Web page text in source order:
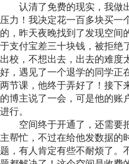
认清了免费的现实，我做
压力！我决定花一百多块买一
的，昨天夜晚找到了发现空间
于支付宝差三十块钱，被拒绝
出校，不想出去，出去的难度
好，遇见了一个退学的同学正
两节课，他终于弄好了！接下
的博主说了一会，可是他的账
进行。
空间终于开通了，还需要
主帮忙，不过在给他发数据的
题，有人肯定有些不耐烦了。